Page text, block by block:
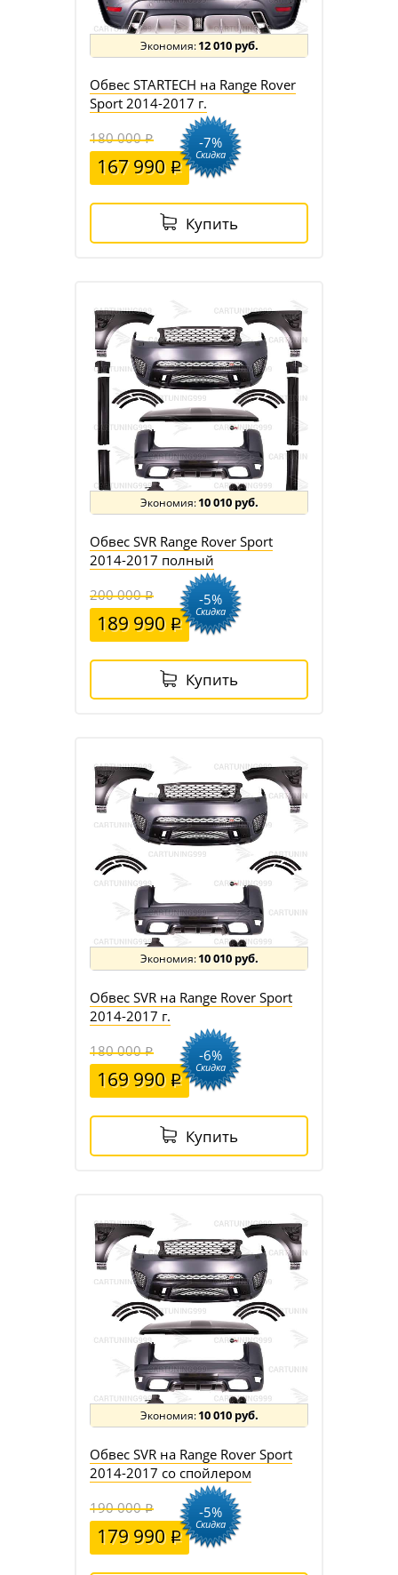
12 010 руб.
Обвес STARTECH на Range Rover
Sport 2014-2017 г.
180 000
167 990
-7%
Скидка
Купить
10 010 руб.
Обвес SVR Range Rover Sport
2014-2017 полный
200 000
189 990
-5%
Скидка
Купить
10 010 руб.
Обвес SVR на Range Rover Sport
2014-2017 г.
180 000
169 990
-6%
Скидка
Купить
10 010 руб.
Обвес SVR на Range Rover Sport
2014-2017 со спойлером
190 000
179 990
-5%
Скидка